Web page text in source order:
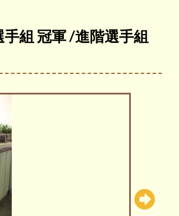
組 冠軍 /進階選手組